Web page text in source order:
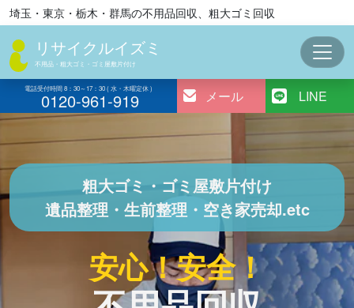
コ
ン
ン
ツ
ス
キ
プ
埼玉・東京・栃木・群馬の不用品回収、粗大ゴミ回収
リサイクルイズミ
不用品・粗大ゴミ・ゴミ屋敷片付け
電話受付時間 8：30～17：30 ( 水・木曜定休 )
0120-961-919 メール LINE
粗大ゴミ・ゴミ屋敷片付け
遺品整理・生前整理・空き家売却.etc
安心！安全！